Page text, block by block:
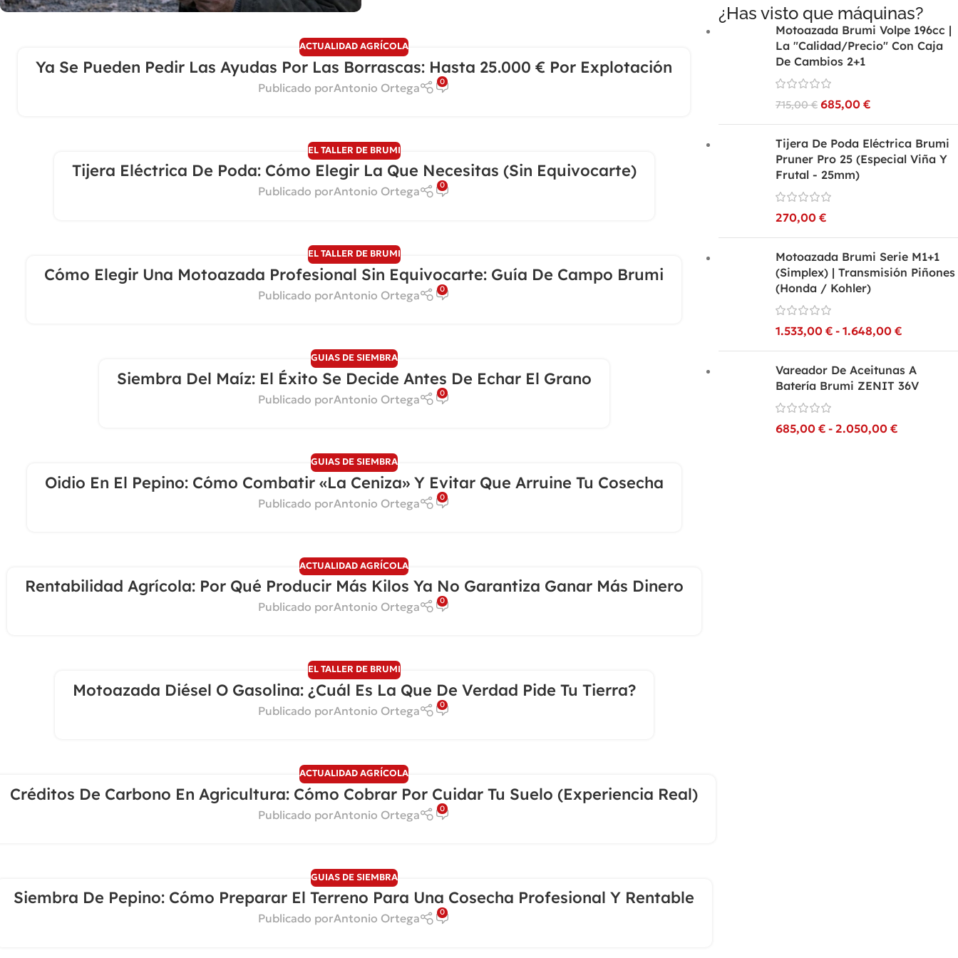
ACTUALIDAD AGRÍCOLA
Ya Se Pueden Pedir Las Ayudas Por Las Borrascas: Hasta 25.000 € Por Explotación
Publicado porAntonio Ortega 0
EL TALLER DE BRUMI
Tijera Eléctrica De Poda: Cómo Elegir La Que Necesitas (sin Equivocarte)
Publicado porAntonio Ortega 0
EL TALLER DE BRUMI
Cómo Elegir Una Motoazada Profesional Sin Equivocarte: Guía De Campo Brumi
Publicado porAntonio Ortega 0
GUIAS DE SIEMBRA
Siembra Del Maíz: El Éxito Se Decide Antes De Echar El Grano
Publicado porAntonio Ortega 0
GUIAS DE SIEMBRA
Oidio En El Pepino: Cómo Combatir «la Ceniza» Y Evitar Que Arruine Tu Cosecha
Publicado porAntonio Ortega 0
ACTUALIDAD AGRÍCOLA
Rentabilidad Agrícola: Por Qué Producir Más Kilos Ya No Garantiza Ganar Más Dinero
Publicado porAntonio Ortega 0
EL TALLER DE BRUMI
Motoazada Diésel O Gasolina: ¿cuál Es La Que De Verdad Pide Tu Tierra?
Publicado porAntonio Ortega 0
ACTUALIDAD AGRÍCOLA
Créditos De Carbono En Agricultura: Cómo Cobrar Por Cuidar Tu Suelo (Experiencia Real)
Publicado porAntonio Ortega 0
GUIAS DE SIEMBRA
Siembra De Pepino: Cómo Preparar El Terreno Para Una Cosecha Profesional Y Rentable
Publicado porAntonio Ortega 0
¿Has visto que máquinas?
Motoazada Brumi Volpe 196cc |
La "Calidad/Precio" Con Caja
De Cambios 2+1
715,00€ 685,00 €
Tijera De Poda Eléctrica Brumi
Pruner Pro 25 (Especial Viña Y
Frutal - 25mm)
270,00 €
Motoazada Brumi Serie M1+1
(Simplex) | Transmisión Piñones
(Honda / Kohler)
1.533,00 € - 1.648,00 €
Vareador De Aceitunas A
Batería Brumi ZENIT 36V
685,00 € - 2.050,00 €